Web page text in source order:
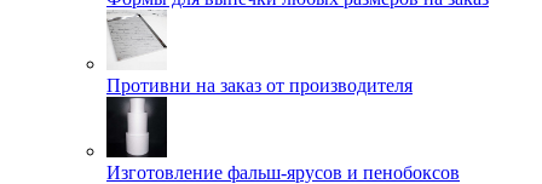
Противни на заказ от производителя
Изготовление фальш-ярусов и пенобоксов